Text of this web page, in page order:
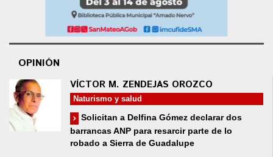
OPINIÓN
VÍCTOR M. ZENDEJAS OROZCO
Naturismo y salud
Solicitan a Delfina Gómez declarar dos
barrancas ANP para resarcir parte de lo
robado a Sierra de Guadalupe